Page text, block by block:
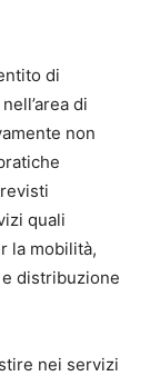
di
di
non
quali
la mobilità,
distribuzione
nei servizi